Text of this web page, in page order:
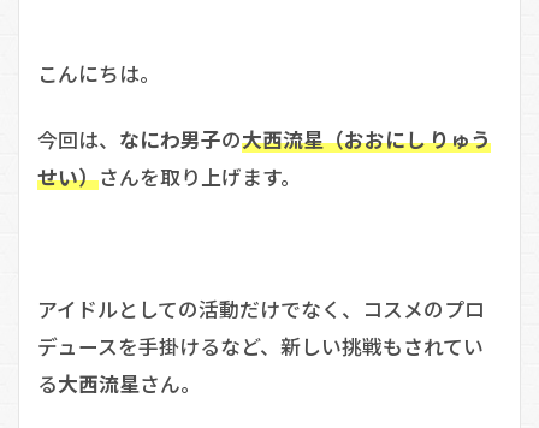
こんにちは。
今回は、 なにわ男子の大西流星（おおにし りゅう
せい）さんを取り上げます。
アイドルとしての活動だけでなく、コスメのプロ
デュースを手掛けるなど、新しい挑戦もされてい
る大西流星さん。